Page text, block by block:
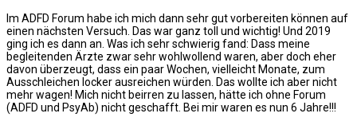
Im ADFD Forum habe ich mich dann sehr gut vorbereiten können auf
einen nächsten Versuch. Das war ganz toll und wichtig! Und 2019
ging ich es dann an. Was ich sehr schwierig fand: Dass meine
begleitenden Ärzte zwar sehr wohlwollend waren, aber doch eher
davon überzeugt, dass ein paar Wochen, vielleicht Monate, zum
Ausschleichen locker ausreichen würden. Das wollte ich aber nicht
mehr wagen! Mich nicht beirren zu lassen, hätte ich ohne Forum
(ADFD und PsyAb) nicht geschafft. Bei mir waren es nun 6 Jahre!!!